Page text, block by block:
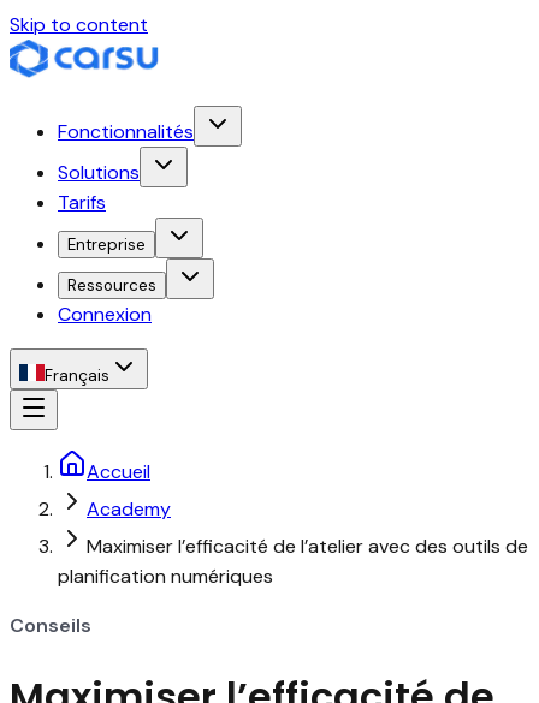
Skip to content
Fonctionnalités
Solutions
Tarifs
Entreprise
Ressources
Connexion
Français
Accueil
Academy
Maximiser l’efficacité de l’atelier avec des outils de
planification numériques
Conseils